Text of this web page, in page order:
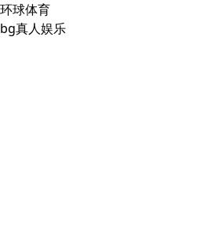
环球体育
bg真人娱乐